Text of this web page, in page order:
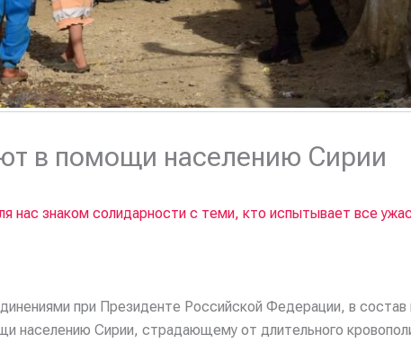
в помощи населению Сирии
нас знаком солидарности с теми, кто испытывает все
при Президенте Российской Федерации, в
населению Сирии, страдающему от длительного